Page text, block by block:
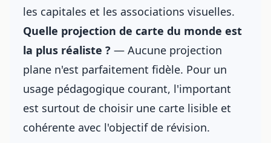
les capitales et les associations visuelles.
Quelle projection de carte du monde est
la plus réaliste ? — Aucune projection
plane n'est parfaitement fidèle. Pour un
usage pédagogique courant, l'important
est surtout de choisir une carte lisible et
cohérente avec l'objectif de révision.